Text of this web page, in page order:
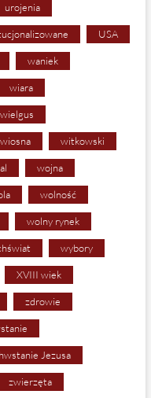
urojenia
USA
waniek
wiara
wielgus
wiosna witkowski
wojna
wolność
wolny rynek
wybory
XVIII wiek
zdrowie
Jezusa
zwierzęta